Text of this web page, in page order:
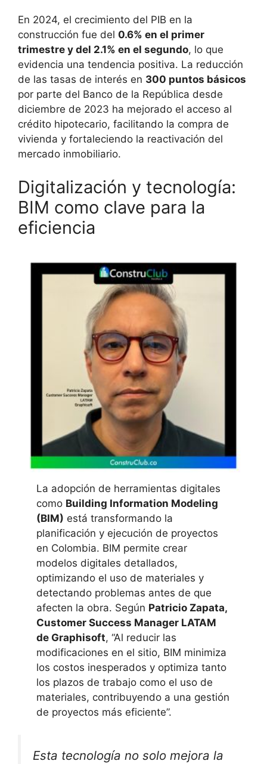
En 2024, el crecimiento del PIB en la
construcción fue del 0.6% en el primer
trimestre y del 2.1% en el segundo, lo que
evidencia una tendencia positiva. La reducción
de las tasas de interés en 300 puntos básicos
por parte del Banco de la República desde
diciembre de 2023 ha mejorado el acceso al
crédito hipotecario, facilitando la compra de
vivienda y fortaleciendo la reactivación del
mercado inmobiliario.
Digitalización y tecnología:
BIM como clave para la
eficiencia
La adopción de herramientas digitales
como Building Information Modeling
(BIM) está transformando la
planificación y ejecución de proyectos
en Colombia. BIM permite crear
modelos digitales detallados,
optimizando el uso de materiales y
detectando problemas antes de que
afecten la obra. Según Patricio Zapata,
Customer Success Manager LATAM
de Graphisoft, “Al reducir las
modificaciones en el sitio, BIM minimiza
los costos inesperados y optimiza tanto
los plazos de trabajo como el uso de
materiales, contribuyendo a una gestión
de proyectos más eficiente”.
Esta tecnología no solo mejora la